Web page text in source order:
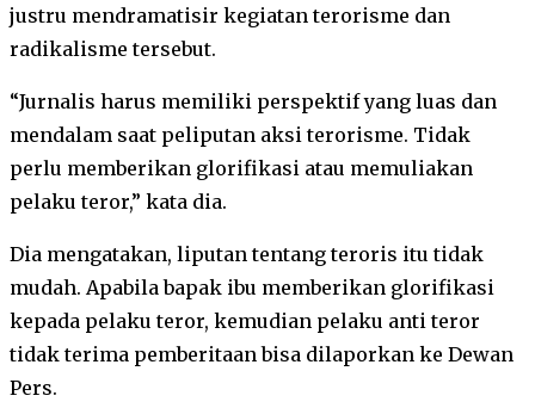
justru mendramatisir kegiatan terorisme dan
radikalisme tersebut.
“Jurnalis harus memiliki perspektif yang luas dan
mendalam saat peliputan aksi terorisme. Tidak
perlu memberikan glorifikasi atau memuliakan
pelaku teror,” kata dia.
Dia mengatakan, liputan tentang teroris itu tidak
mudah. Apabila bapak ibu memberikan glorifikasi
kepada pelaku teror, kemudian pelaku anti teror
tidak terima pemberitaan bisa dilaporkan ke Dewan
Pers.